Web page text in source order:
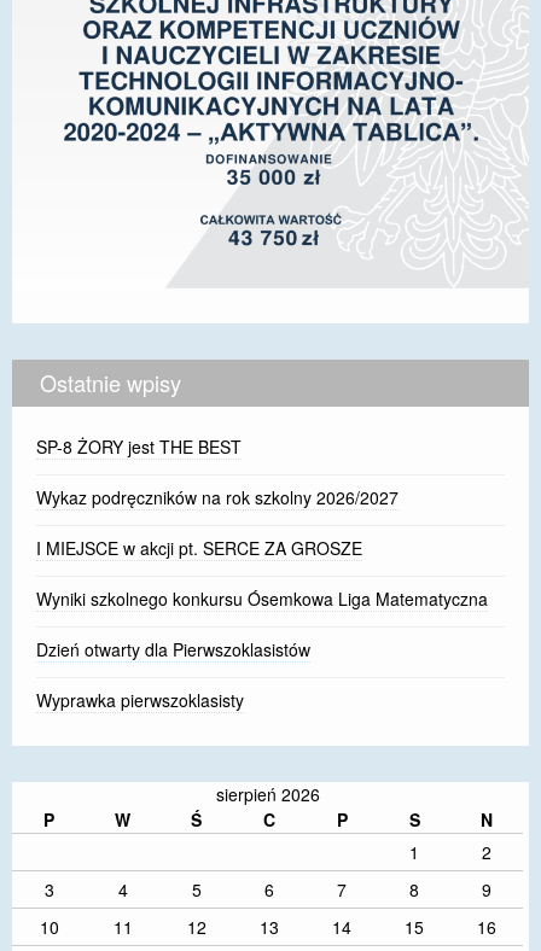
Ostatnie wpisy
SP-8 ŻORY jest THE BEST
Wykaz podręczników na rok szkolny 2026/2027
I MIEJSCE w akcji pt. SERCE ZA GROSZE
Wyniki szkolnego konkursu Ósemkowa Liga Matematyczna
Dzień otwarty dla Pierwszoklasistów
Wyprawka pierwszoklasisty
sierpień 2026
P
W Ś C P S
N
1
2
3
4 5 6 7 8
9
10
11 12 13 14 15
16